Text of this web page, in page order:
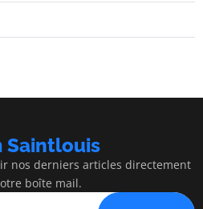
Saintlouis
nos derniers articles directement
boîte mail.